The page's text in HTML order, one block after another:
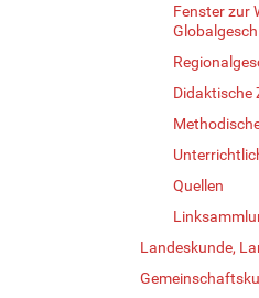
Fenster zur
Didaktische
Quellen
Landeskunde,